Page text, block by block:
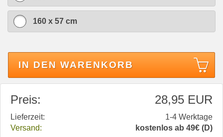
160 x 57 cm
IN DEN WARENKORB
Preis: 28,95 EUR
Lieferzeit:
1-4 Werktage
Versand:
kostenlos ab 49€ (D)